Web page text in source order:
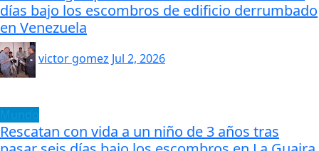
días bajo los escombros de edificio derrumbado
en Venezuela
victor gomez Jul 2, 2026
Rescatan con vida a un niño de 3 años tras